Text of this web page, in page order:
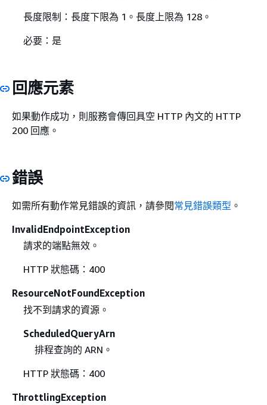
長度限制：長度下限為 1。長度上限為 128。
必要：是
回應元素
如果動作成功，則服務會傳回具空 HTTP 內文的 HTTP
200 回應。
錯誤
如需所有動作常見錯誤的資訊，請參閱常見錯誤類型 。
InvalidEndpointException
請求的端點無效。
HTTP 狀態碼：400
ResourceNotFoundException
找不到請求的資源。
ScheduledQueryArn
排程查詢的 ARN。
HTTP 狀態碼：400
ThrottlingException